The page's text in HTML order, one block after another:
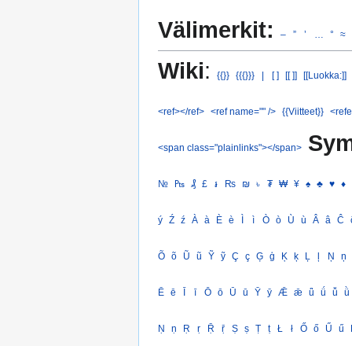
Välimerkit: – ” ’ ° ≈
Wiki: {{}} {{{}}} | [ ] [[ ]] [[Luokka:]]
<ref></ref> <ref name="" /> {{Viitteet}}
<span class="plainlinks"></span>
№ ₧ ₰ £ ៛ ₨ ₪ ৳ ₮ ₩ ¥ ♠ ♣ ♥ ♦
ý Ź ź À à È è Ì ì Ò ò Ù ù Â â Ĉ
Õ õ Ũ ũ Ỹ ỹ Ç ç Ģ ģ Ķ ķ Ļ ļ Ņ ņ
Ē ē Ī ī Ō ō Ū ū Ȳ ȳ Ǣ ǣ ǖ ǘ ǚ ǜ
Ṇ ṇ Ṛ ṛ Ṝ ṝ Ṣ ṣ Ṭ ṭ Ł ł Ő ő Ű ű